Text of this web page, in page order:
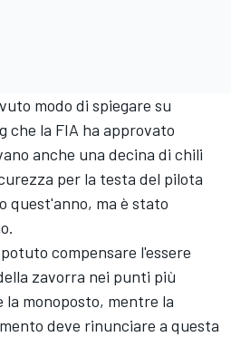
modo di spiegare su
che la FIA ha approvato
anche una decina di chili
per la testa del pilota
quest'anno, ma è stato
compensare l'essere
zavorra nei punti più
monoposto, mentre la
deve rinunciare a questa